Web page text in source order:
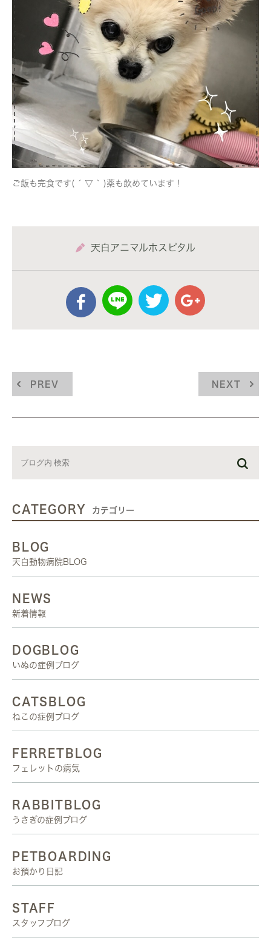
ご飯も完食です( ´ ▽ ` )薬も飲めています！
天白アニマルホスピタル
PREV NEXT
CATEGORY カテゴリー
BLOG
天白動物病院BLOG
NEWS
新着情報
DOGBLOG
いぬの症例ブログ
CATSBLOG
ねこの症例ブログ
FERRETBLOG
フェレットの病気
RABBITBLOG
うさぎの症例ブログ
PETBOARDING
お預かり日記
STAFF
スタッフブログ